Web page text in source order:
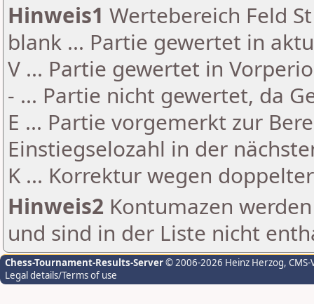
Hinweis1 Wertebereich Feld
blank ... Partie gewertet in
V ... Partie gewertet in
- ... Partie nicht gewertet, da
E ... Partie vorgemerkt zur
Einstiegselozahl in der
K ... Korrektur wegen
Hinweis2 Kontumazen
und sind in der Liste nicht
Chess-Tournament-Results-Server© 2006-2026 Heinz Herzog,
Legal details/Terms of use